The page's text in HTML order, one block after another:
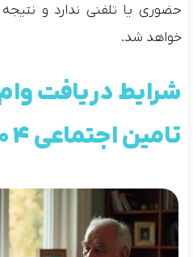
حضوری یا تلفنی ندارد و
خواهد شد.
شرایط دریافت
تامین اجتماعی ۱۴۰۴